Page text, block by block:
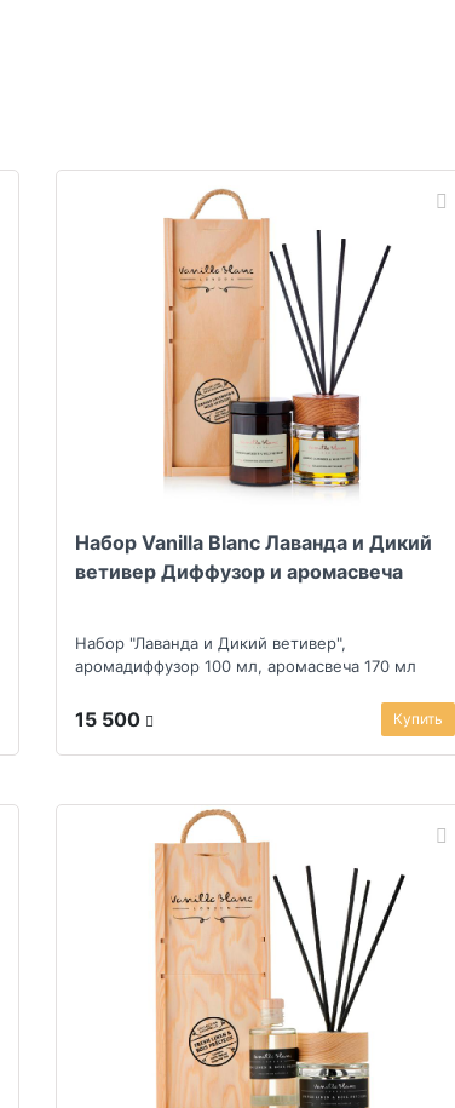
Набор Vanilla Blanc Лаванда и Дикий
ветивер Диффузор и аромасвеча
Набор "Лаванда и Дикий ветивер",
аромадиффузор 100 мл, аромасвеча 170 мл
15 500 Купить